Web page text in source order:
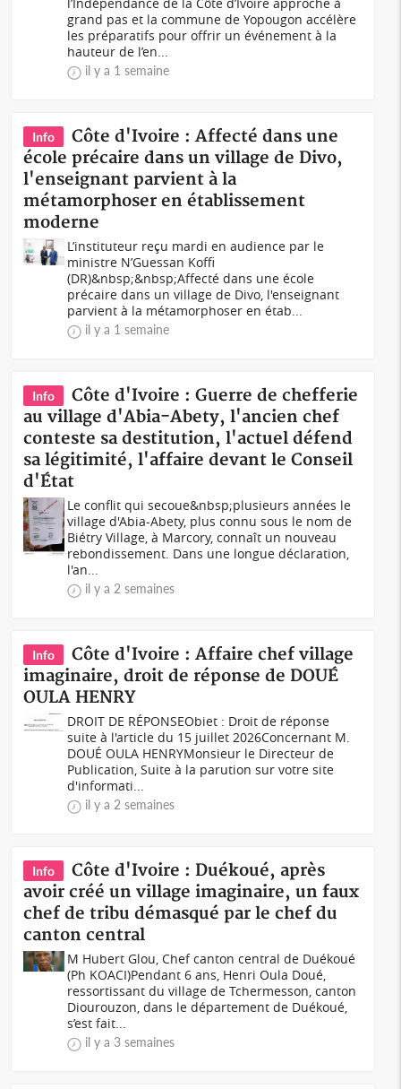
grand pas et la commune de Yopougon accélère
les préparatifs pour offrir un événement à la
hauteur de l’en...
il y a 1 semaine
Info
Côte d'Ivoire : Affecté dans une
école précaire dans un village de Divo,
l'enseignant parvient à la
métamorphoser en établissement
moderne
L’instituteur reçu mardi en audience par le
ministre N’Guessan Koffi
(DR)&nbsp;&nbsp;Affecté dans une école
précaire dans un village de Divo, l'enseignant
parvient à la métamorphoser en étab...
il y a 1 semaine
Info
Côte d'Ivoire : Guerre de chefferie
au village d'Abia-Abety, l'ancien chef
conteste sa destitution, l'actuel défend
sa légitimité, l'affaire devant le Conseil
d'État
Le conflit qui secoue&nbsp;plusieurs années le
village d'Abia-Abety, plus connu sous le nom de
Biétry Village, à Marcory, connaît un nouveau
rebondissement. Dans une longue déclaration,
l'an...
il y a 2 semaines
Info
Côte d'Ivoire : Affaire chef village
imaginaire, droit de réponse de DOUÉ
OULA HENRY
DROIT DE RÉPONSEObiet : Droit de réponse
suite à l'article du 15 juillet 2026Concernant M.
DOUÉ OULA HENRYMonsieur le Directeur de
Publication, Suite à la parution sur votre site
d'informati...
il y a 2 semaines
Info
Côte d'Ivoire : Duékoué, après
avoir créé un village imaginaire, un faux
chef de tribu démasqué par le chef du
canton central
M Hubert Glou, Chef canton central de Duékoué
(Ph KOACI)Pendant 6 ans, Henri Oula Doué,
ressortissant du village de Tchermesson, canton
Diourouzon, dans le département de Duékoué,
s’est fait...
il y a 3 semaines